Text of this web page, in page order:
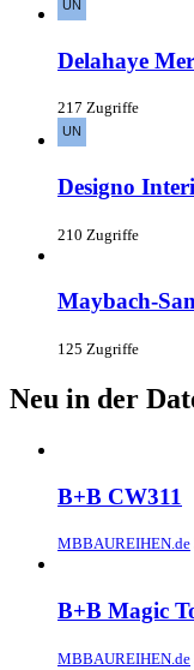
Delahaye
217 Zugriffe
Designo
210 Zugriffe
Maybach-
125 Zugriffe
Neu in der
B+B CW311
MBBAUREIHEN.de
B+B Magic
MBBAUREIHEN.de